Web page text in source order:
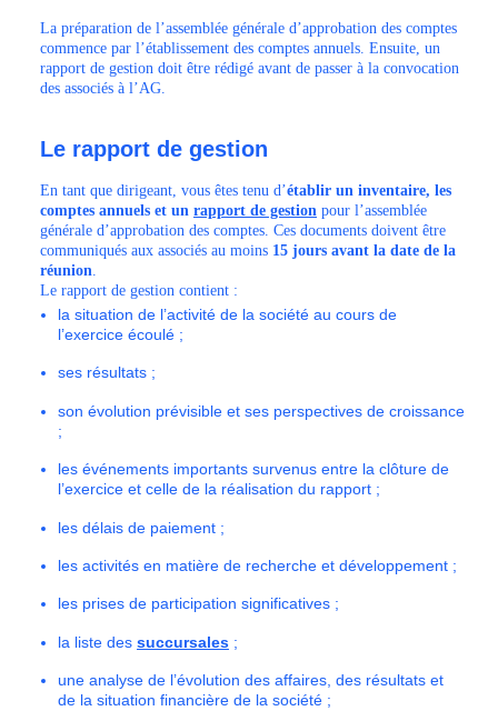
La préparation de l’assemblée générale d’approbation des comptes
commence par l’établissement des comptes annuels. Ensuite, un
rapport de gestion doit être rédigé avant de passer à la convocation
des associés à l’AG.
Le rapport de gestion
En tant que dirigeant, vous êtes tenu d’établir un inventaire, les
comptes annuels et un rapport de gestion pour l’assemblée
générale d’approbation des comptes. Ces documents doivent être
communiqués aux associés au moins 15 jours avant la date de la
réunion
Le rapport de gestion contient :
la situation de l’activité de la société au cours de
l’exercice écoulé ;
ses résultats ;
son évolution prévisible et ses perspectives de croissance
;
les événements importants survenus entre la clôture de
l’exercice et celle de la réalisation du rapport ;
les délais de paiement ;
les activités en matière de recherche et développement ;
les prises de participation significatives ;
la liste des succursales ;
une analyse de l’évolution des affaires, des résultats et
de la situation financière de la société ;